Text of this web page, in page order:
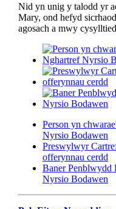
Nid yn unig y talodd yr
Mary, ond hefyd
agosach a mwy
Person yn
Nyrsio Bodawen
Preswylwyr
offerynnau cerdd
Baner Penblwydd
Nyrsio Bodawen